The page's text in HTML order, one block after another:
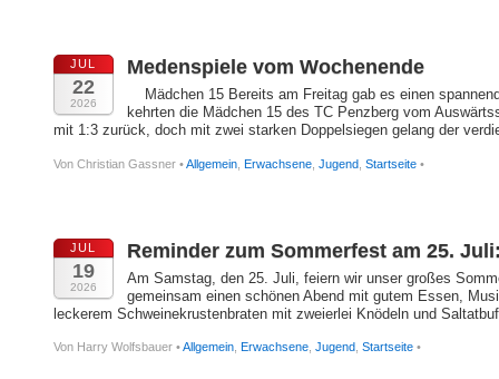
JUL
22
2026
Medenspiele vom Wochenende
Mädchen 15 Bereits am Freitag gab es einen
kehrten die Mädchen 15 des TC Penzberg vom
mit 1:3 zurück, doch mit zwei starken Doppelsiegen gelang der
Von Christian Gassner • Allgemein, Erwachsene, Jugend, Startseite•
JUL
19
2026
Reminder zum Sommerfest am 25.
Am Samstag, den 25. Juli, feiern wir unser großes
gemeinsam einen schönen Abend mit gutem Essen,
leckerem Schweinekrustenbraten mit zweierlei Knödeln und
Von Harry Wolfsbauer • Allgemein, Erwachsene, Jugend Startseite•